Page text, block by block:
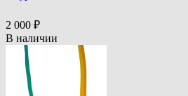
2 000 ₽
В наличии